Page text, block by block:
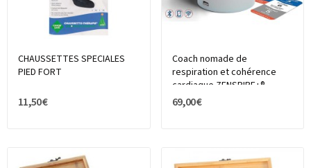
CHAUSSETTES SPECIALES
PIED FORT
11,50 €
Coach nomade de
respiration et cohérence
cardiaque ZENSPIRE+®
69,00 €